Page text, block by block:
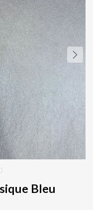
Bleu